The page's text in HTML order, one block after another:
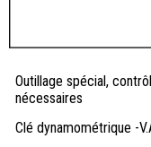
Outillage spécial,
nécessaires
Clé dynamométrique -